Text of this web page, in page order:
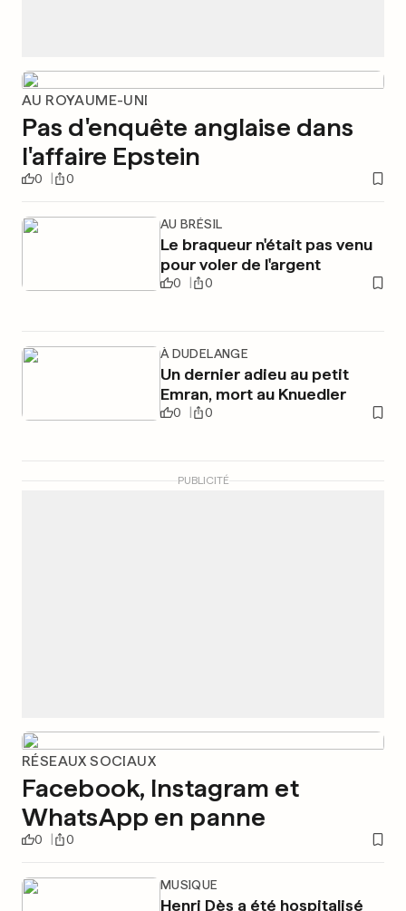
AU ROYAUME-UNI
Pas d'enquête anglaise dans
l'affaire Epstein
0 0
AU BRÉSIL
Le braqueur n'était pas venu
pour voler de l'argent
0 0
À DUDELANGE
Un dernier adieu au petit
Emran, mort au Knuedler
0 0
PUBLICITÉ
RÉSEAUX SOCIAUX
Facebook, Instagram et
WhatsApp en panne
0 0
MUSIQUE
Henri Dès a été hospitalisé